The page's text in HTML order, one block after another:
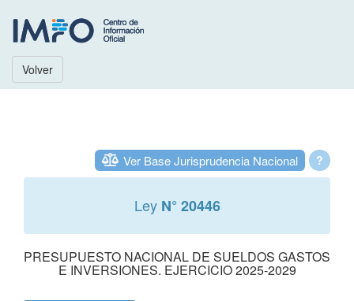
Volver
?
Ver Base Jurisprudencia Nacional
Ley N° 20446
PRESUPUESTO NACIONAL DE SUELDOS GASTOS
E INVERSIONES. EJERCICIO 2025-2029